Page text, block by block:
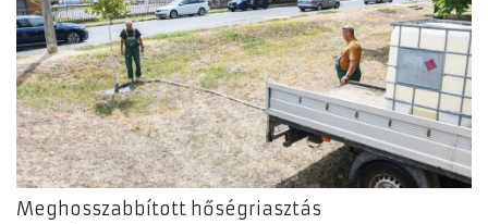
Meghosszabbított hőségriasztás